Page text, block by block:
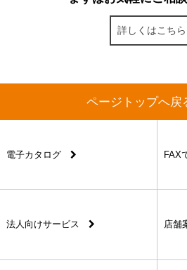
詳しくはこちら
ページトップへ戻
電子カタログ FAX
法人向けサービス 店舗